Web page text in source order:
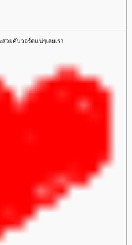
วยคับวอร์ดแน่ๆเลยเรา